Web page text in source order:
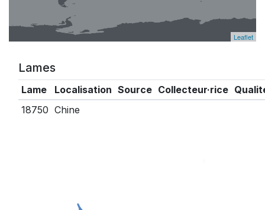
Leaflet
Lames
Lame Localisation Source Collecteur·rice
18750 Chine